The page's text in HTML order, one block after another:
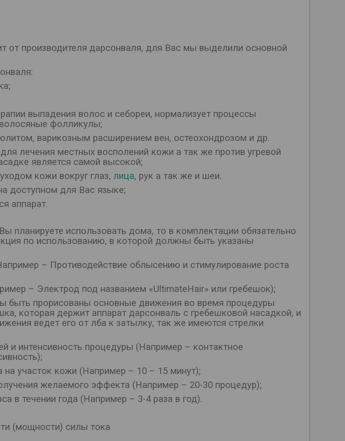
от производителя дарсонваля, для Вас мы выделили основной
выпадения волос и себореи, нормализует процессы
фолликулы;
варикозным расширением вен, остеохондрозом и др.
лечения местных восполений кожи а так же против угревой
является самой высокой;
кожи вокруг глаз, лица, рук а так же и шеи.
доступном для Вас языке;
аппарат.
планируете использовать дома, то в комплектации обязательно
по использованию, в которой должны быть указаны
– Противодействие облысению и стимулирование роста
– Электрод под названием «UltimateHair» или гребешок);
быть прорисованы основные движения во время процедуры
которая держит аппарат дарсонваль с гребешковой насадкой, и
ведет его от лба к затылку, так же имеются стрелки
и интенсивность процедуры (Например – контактное
на участок кожи (Например – 10 – 15 минут);
желаемого эффекта (Например – 20-30 процедур);
в течении года (Например – 3-4 раза в год).
(мощности) силы тока